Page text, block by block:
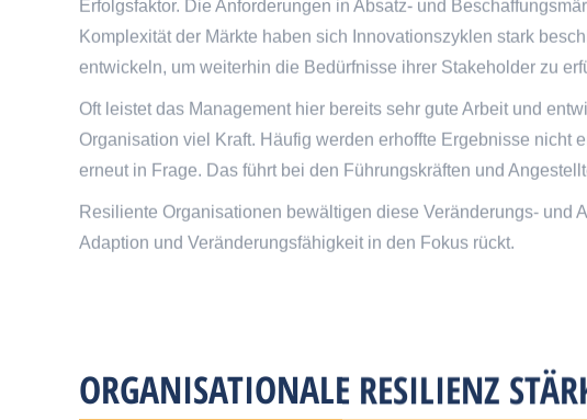
Erfolgsfaktor. Die Anforderungen in Absatz- und
Komplexität der Märkte haben sich Innovationszyklen stark
entwickeln, um weiterhin die Bedürfnisse ihrer Stakeholder zu
Oft leistet das Management hier bereits sehr gute Arbeit und
Organisation viel Kraft. Häufig werden erhoffte Ergebnisse
erneut in Frage. Das führt bei den Führungskräften und
Resiliente Organisationen bewältigen diese Veränderungs- und
Adaption und Veränderungsfähigkeit in den Fokus rückt.
ORGANISATIONALE RESILIENZ